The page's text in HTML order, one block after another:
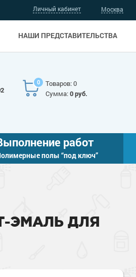
Личный кабинет
НАШИ ПРЕДСТАВИТЕЛЬСТВА
Москва
0
Товаров: 0
Сумма:0 руб.
работ
полы “под ключ”
ЭМАЛЬ ДЛЯ